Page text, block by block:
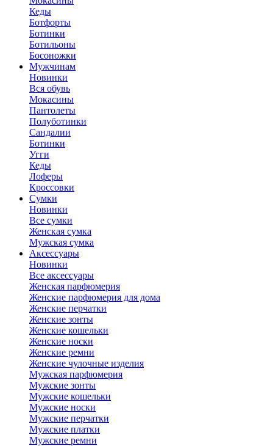
Кеды
Ботфорты
Ботинки
Ботильоны
Босоножки
Мужчинам
Новинки
Вся обувь
Мокасины
Пантолеты
Полуботинки
Сандалии
Ботинки
Угги
Кеды
Лоферы
Кроссовки
Сумки
Новинки
Все сумки
Женская сумка
Мужская сумка
Аксессуары
Новинки
Все аксессуары
Женская парфюмерия
Женские парфюмерия для дома
Женские перчатки
Женские зонты
Женские кошельки
Женские носки
Женские ремни
Женские чулочные изделия
Мужская парфюмерия
Мужские зонты
Мужские кошельки
Мужские носки
Мужские перчатки
Мужские платки
Мужские ремни